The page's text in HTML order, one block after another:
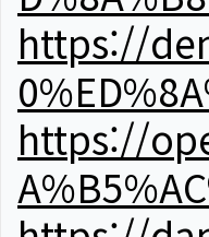
https://
https://